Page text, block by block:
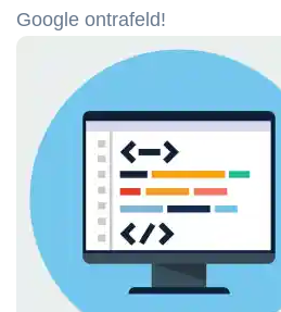
Google ontrafeld!